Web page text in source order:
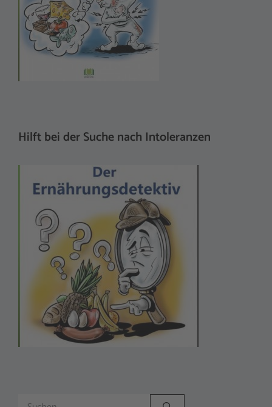
Hilft bei der Suche nach Intoleranzen
Suchen